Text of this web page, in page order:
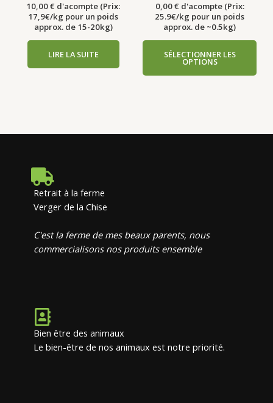
10,00€ d'acompte (Prix:
17,9€/kg pour un poids
approx. de 15-20kg)
LIRE LA SUITE
0,00€ d'acompte (Prix:
25.9€/kg pour un poids
approx. de ~0.5kg)
SÉLECTIONNER LES
OPTIONS
Retrait à la ferme
Verger de la Chise
C'est la ferme de mes beaux parents, nous
commercialisons nos produits ensemble
Bien être des animaux
Le bien-être de nos animaux est notre priorité.